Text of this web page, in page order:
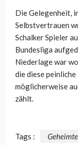
Die Gelegenheit,
Selbstvertrauen
Schalker Spieler
Bundesliga
Niederlage war
die diese
möglicherweise
zählt.
Tags :